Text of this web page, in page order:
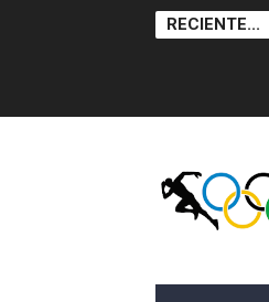
RECIENTE...